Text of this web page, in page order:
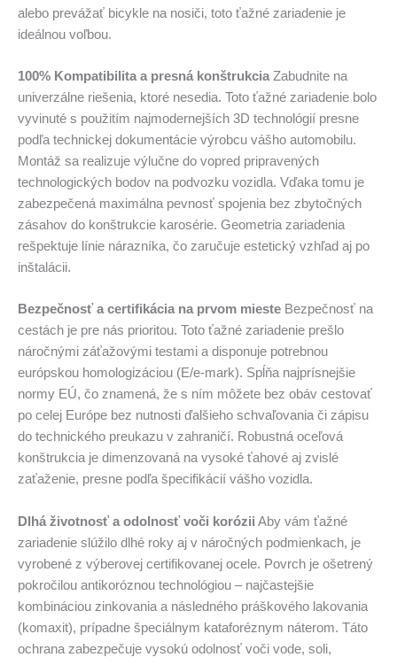
alebo prevážať bicykle na nosiči, toto ťažné zariadenie je
ideálnou voľbou.
100% Kompatibilita a presná konštrukcia Zabudnite na
univerzálne riešenia, ktoré nesedia. Toto ťažné zariadenie bolo
vyvinuté s použitím najmodernejších 3D technológií presne
podľa technickej dokumentácie výrobcu vášho automobilu.
Montáž sa realizuje výlučne do vopred pripravených
technologických bodov na podvozku vozidla. Vďaka tomu je
zabezpečená maximálna pevnosť spojenia bez zbytočných
zásahov do konštrukcie karosérie. Geometria zariadenia
rešpektuje línie nárazníka, čo zaručuje estetický vzhľad aj po
inštalácii.
Bezpečnosť a certifikácia na prvom mieste Bezpečnosť na
cestách je pre nás prioritou. Toto ťažné zariadenie prešlo
náročnými záťažovými testami a disponuje potrebnou
európskou homologizáciou (E/e-mark). Spĺňa najprísnejšie
normy EÚ, čo znamená, že s ním môžete bez obáv cestovať
po celej Európe bez nutnosti ďalšieho schvaľovania či zápisu
do technického preukazu v zahraničí. Robustná oceľová
konštrukcia je dimenzovaná na vysoké ťahové aj zvislé
zaťaženie, presne podľa špecifikácií vášho vozidla.
Dlhá životnosť a odolnosť voči korózii Aby vám ťažné
zariadenie slúžilo dlhé roky aj v náročných podmienkach, je
vyrobené z výberovej certifikovanej ocele. Povrch je ošetrený
pokročilou antikoróznou technológiou – najčastejšie
kombináciou zinkovania a následného práškového lakovania
(komaxit), prípadne špeciálnym kataforéznym náterom. Táto
ochrana zabezpečuje vysokú odolnosť voči vode, soli,